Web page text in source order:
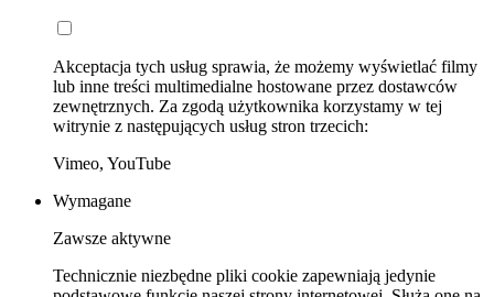
Akceptacja tych usług sprawia, że możemy wyświetlać filmy
lub inne treści multimedialne hostowane przez dostawców
zewnętrznych. Za zgodą użytkownika korzystamy w tej
witrynie z następujących usług stron trzecich:
Vimeo, YouTube
Wymagane
Zawsze aktywne
Technicznie niezbędne pliki cookie zapewniają jedynie